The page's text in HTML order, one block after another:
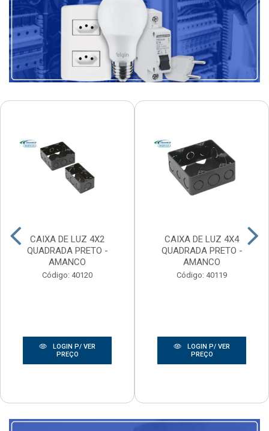
CAIXA DE LUZ 4X2
QUADRADA PRETO -
AMANCO
Código: 40120
LOGIN P/ VER
PREÇO
CAIXA DE LUZ 4X4
QUADRADA PRETO -
AMANCO
Código: 40119
LOGIN P/ VER
PREÇO